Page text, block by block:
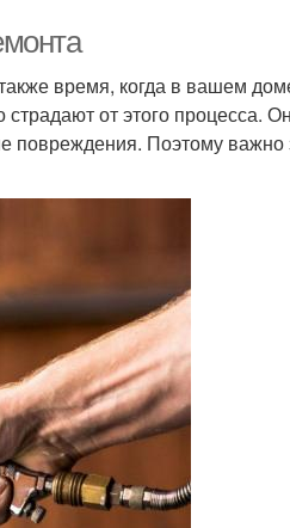
время, когда в вашем
от этого процесса.
повреждения. Поэтому важно